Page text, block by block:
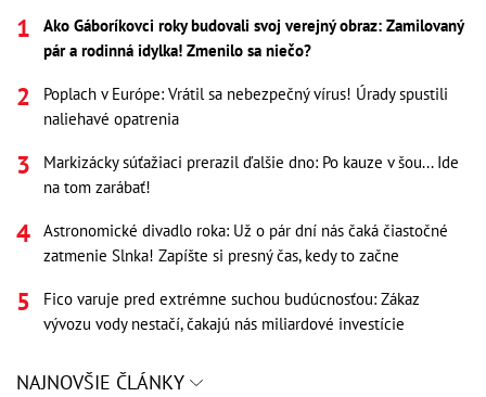
Ako Gáboríkovci roky budovali svoj verejný obraz: Zamilovaný
pár a rodinná idylka! Zmenilo sa niečo?
Poplach v Európe: Vrátil sa nebezpečný vírus! Úrady spustili
naliehavé opatrenia
Markizácky súťažiaci prerazil ďalšie dno: Po kauze v šou... Ide
na tom zarábať!
Astronomické divadlo roka: Už o pár dní nás čaká čiastočné
zatmenie Slnka! Zapíšte si presný čas, kedy to začne
Fico varuje pred extrémne suchou budúcnosťou: Zákaz
vývozu vody nestačí, čakajú nás miliardové investície
NAJNOVŠIE ČLÁNKY